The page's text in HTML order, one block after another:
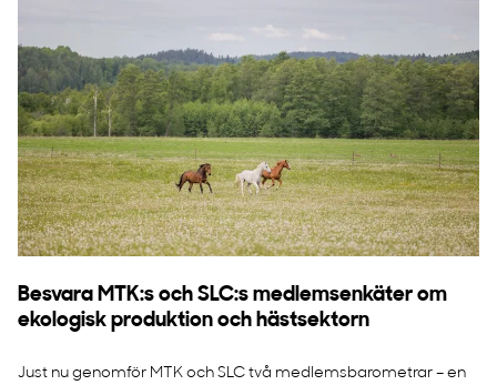
Besvara MTK:s och SLC:s medlemsenkäter om
ekologisk produktion och hästsektorn
Just nu genomför MTK och SLC två medlemsbarometrar – en